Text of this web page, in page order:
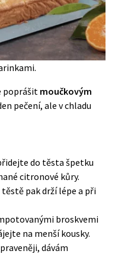
poprášit moučkovým
pečení, ale v chladu
do těsta špetku
citronové kůry.
pak drží lépe a při
broskvemi
na menší kousky.
dávám